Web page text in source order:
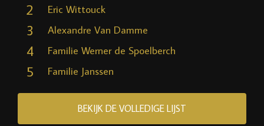
2 Eric Wittouck
3 Alexandre Van Damme
4 Familie Werner de Spoelberch
5 Familie Janssen
BEKIJK DE VOLLEDIGE LIJST